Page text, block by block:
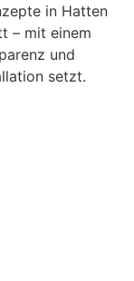
in Hatten
– mit einem
und
setzt.